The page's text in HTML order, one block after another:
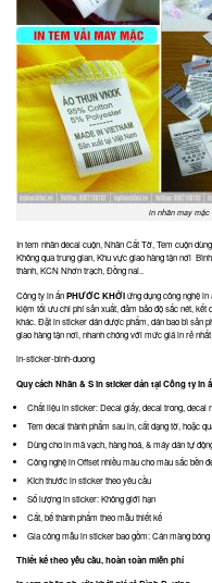
in nhãn may mặc
In tem nhãn decal cuộn, Nhãn Cắt Tờ, Tem cuộn
Không qua trung gian, Khu vực giao hàng tận nơi
thành, KCN Nhơn trạch, Đồng nai..
Công ty in ấnPHƯỚC KHỞIứng dụng công nghệ
kiệm tối ưu chi phí sản xuất, đảm bảo độ sắc nét,
khác. Đặt in sticker dán dược phẩm, dán bao bì sản
giao hàng tận nơi, nhanh chóng với mức giá in rẻ
in-sticker-binh-duong
Quy cách Nhãn & S in sticker dán tại Công ty in
Chất liệu in sticker: Decal giấy, decal trong, decal
Tem decal thành phẩm sau in, cắt dạng tờ, hoặc
Dùng cho in mã vạch, hàng hoá, & máy dán tự
Công nghệ in Offset nhiều màu cho màu sắc bền
Kích thước in sticker theo yêu cầu
Số lượng in sticker: Không giới hạn
Cắt, bế thành phẩm theo mẫu thiết kế
Gia công mẫu in sticker bao gồm: Cán màng
Thiết kế theo yêu cầu, hoàn toàn miễn phí